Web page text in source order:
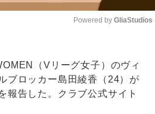
Powered by GliaStudios
（Vリーグ女子）のヴィ
ブロッカー島田綾香（24）が
報告した。クラブ公式サイト